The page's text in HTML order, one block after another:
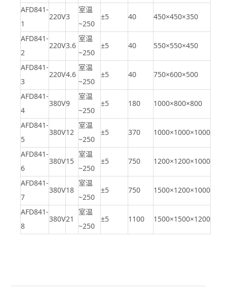
AFD841-
1
220V3
室温
~250
±5 40 450×450×350
AFD841-
2
220V3.6
室温
~250
±5 40 550×550×450
AFD841-
3
220V4.6
室温
~250
±5 40 750×600×500
AFD841-
4
380V9
室温
~250
±5 180 1000×800×800
AFD841-
5
380V12
室温
~250
±5 370 1000×1000×1000
AFD841-
6
380V15
室温
~250
±5 750 1200×1200×1000
AFD841-
7
380V18
室温
~250
±5 750 1500×1200×1000
AFD841-
8
380V21
室温
~250
±5 1100 1500×1500×1200